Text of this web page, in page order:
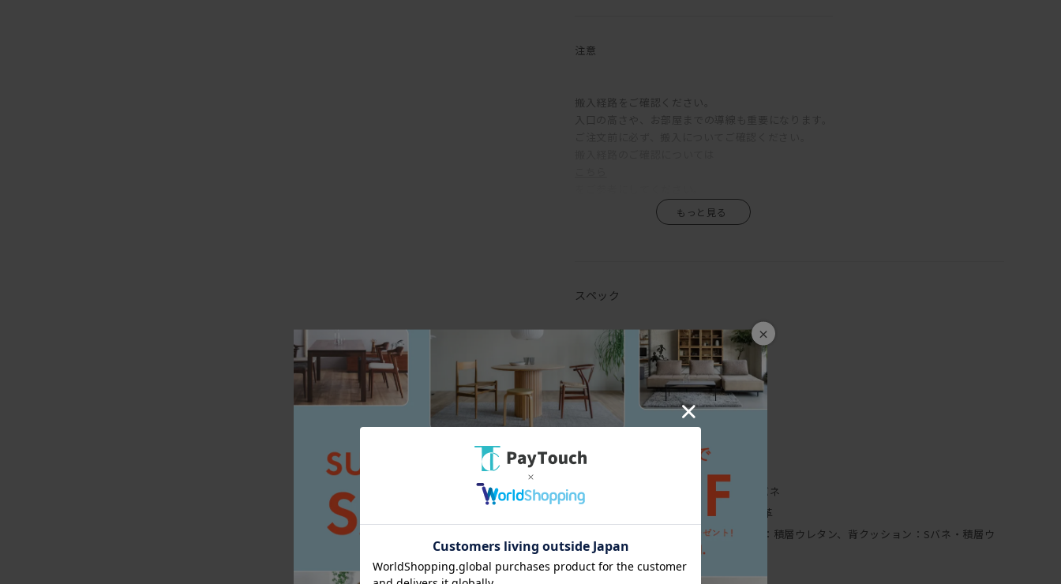
×
注意
搬入経路をご確認ください。
スペック
[幅(W)]
168cm
[奥行(D)]
83cm
[高さ(H)]
85cm
[座面高さ(SH)]
42cm
[座面幅]
134cm
[アーム高さ(AH)]
66cm
[本体]
木枠構造、Sバネ
布、合皮、本革
座クッション：積層ウレタン、背クッション：Sバネ・積層ウ
レタン
[脚部]